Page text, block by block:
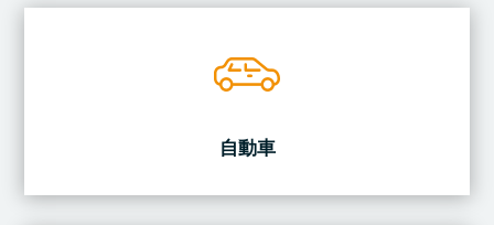
自動車